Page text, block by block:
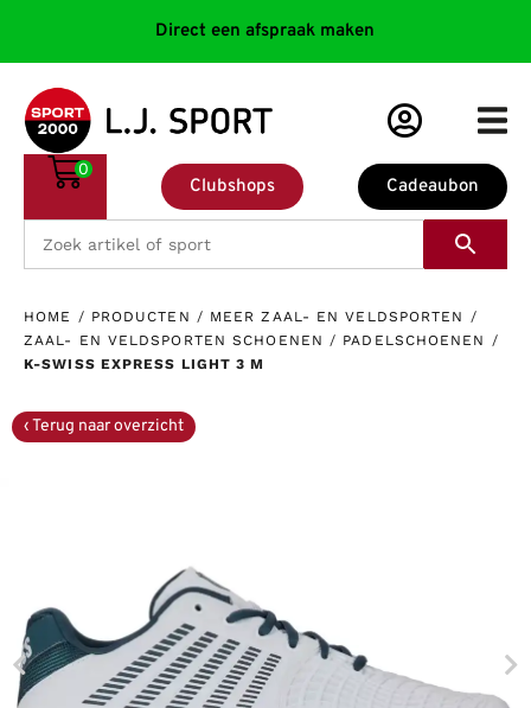
Direct een afspraak maken
Cadeaubon
Clubshops
0
HOME / PRODUCTEN / MEER ZAAL- EN VELDSPORTEN /
ZAAL- EN VELDSPORTEN SCHOENEN / PADELSCHOENEN /
K-SWISS EXPRESS LIGHT 3 M